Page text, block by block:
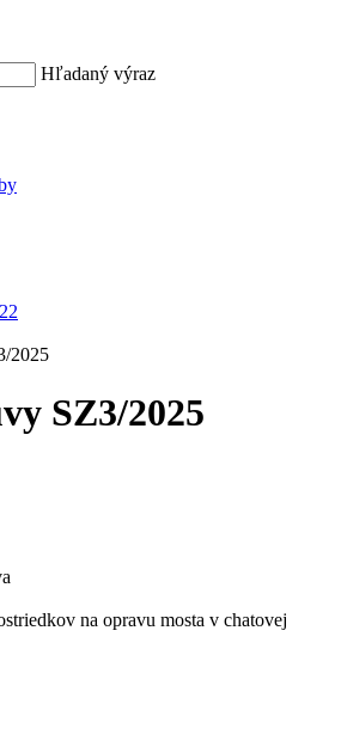
Hľadaný výraz
2025
SZ3/2025
na opravu mosta v chatovej